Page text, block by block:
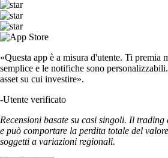
«Questa app è a misura d'utente. Ti premia
semplice e le notifiche sono
asset su cui investire».
-Utente verificato
Recensioni basate su casi singoli. Il
e può comportare la perdita totale del
soggetti a variazioni regionali.